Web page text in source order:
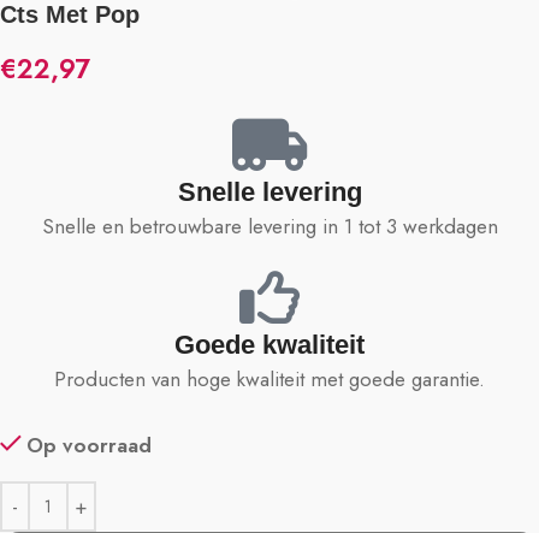
Cts Met Pop
€22,97
Snelle levering
Snelle en betrouwbare levering in 1 tot 3 werkdagen
Goede kwaliteit
Producten van hoge kwaliteit met goede garantie.
Op voorraad